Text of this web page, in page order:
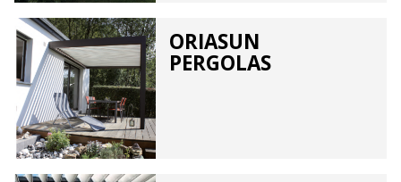
ORIASUN
PERGOLAS